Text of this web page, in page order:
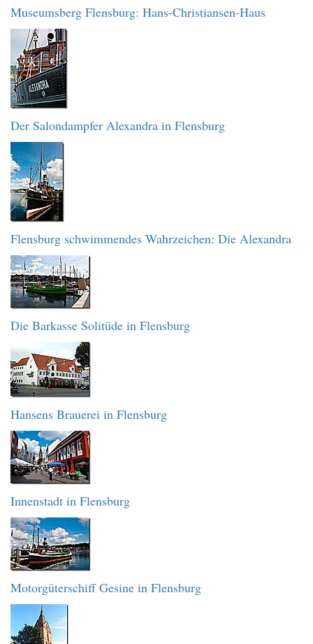
Museumsberg Flensburg: Hans-Christiansen-Haus
Der Salondampfer Alexandra in Flensburg
Flensburg schwimmendes Wahrzeichen: Die Alexandra
Die Barkasse Solitüde in Flensburg
Hansens Brauerei in Flensburg
Innenstadt in Flensburg
Motorgüterschiff Gesine in Flensburg